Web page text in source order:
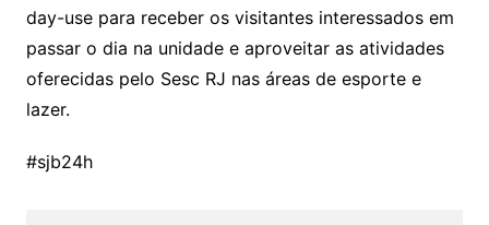
day-use para receber os visitantes interessados em
passar o dia na unidade e aproveitar as atividades
oferecidas pelo Sesc RJ nas áreas de esporte e
lazer.
#sjb24h